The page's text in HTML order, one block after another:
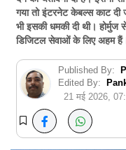
गया तो इंटरनेट केबल्स काट दी
भी इसकी धमकी दी थी।
डिजिटल सेवाओं के लिए अहम
Published By:
Edited By:
21 मई 2026,